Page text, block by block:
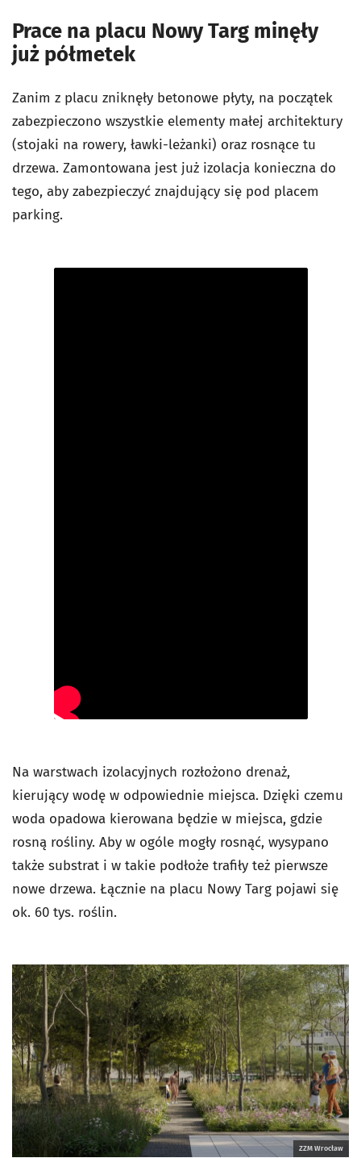
Prace na placu Nowy Targ minęły
już półmetek
Zanim z placu zniknęły betonowe płyty, na początek
zabezpieczono wszystkie elementy małej architektury
(stojaki na rowery, ławki-leżanki) oraz rosnące tu
drzewa. Zamontowana jest już izolacja konieczna do
tego, aby zabezpieczyć znajdujący się pod placem
parking.
Na warstwach izolacyjnych rozłożono drenaż,
kierujący wodę w odpowiednie miejsca. Dzięki czemu
woda opadowa kierowana będzie w miejsca, gdzie
rosną rośliny. Aby w ogóle mogły rosnąć, wysypano
także substrat i w takie podłoże trafiły też pierwsze
nowe drzewa. Łącznie na placu Nowy Targ pojawi się
ok. 60 tys. roślin.
ZZM Wrocław